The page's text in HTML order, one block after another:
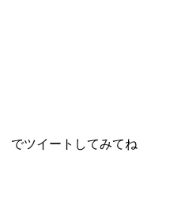
でツイートしてみてね